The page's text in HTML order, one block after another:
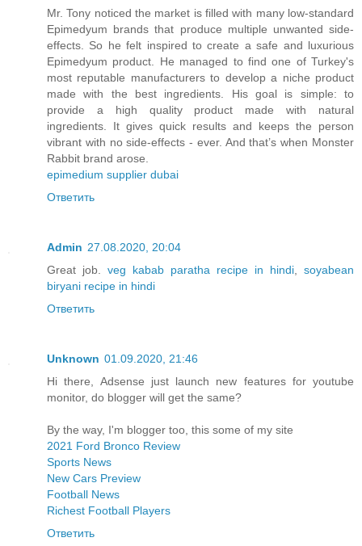
Mr. Tony noticed the market is filled with many low-standard
Epimedyum brands that produce multiple unwanted side-
effects. So he felt inspired to create a safe and luxurious
Epimedyum product. He managed to find one of Turkey's
most reputable manufacturers to develop a niche product
made with the best ingredients. His goal is simple: to
provide a high quality product made with natural
ingredients. It gives quick results and keeps the person
vibrant with no side-effects - ever. And that’s when Monster
Rabbit brand arose.
epimedium supplier dubai
Ответить
Admin 27.08.2020, 20:04
Great job. veg kabab paratha recipe in hindi, soyabean
biryani recipe in hindi
Ответить
Unknown 01.09.2020, 21:46
Hi there, Adsense just launch new features for youtube
monitor, do blogger will get the same?
By the way, I'm blogger too, this some of my site
2021 Ford Bronco Review
Sports News
New Cars Preview
Football News
Richest Football Players
Ответить